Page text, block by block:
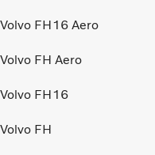
Volvo FH16 Aero
Volvo FH Aero
Volvo FH16
Volvo FH